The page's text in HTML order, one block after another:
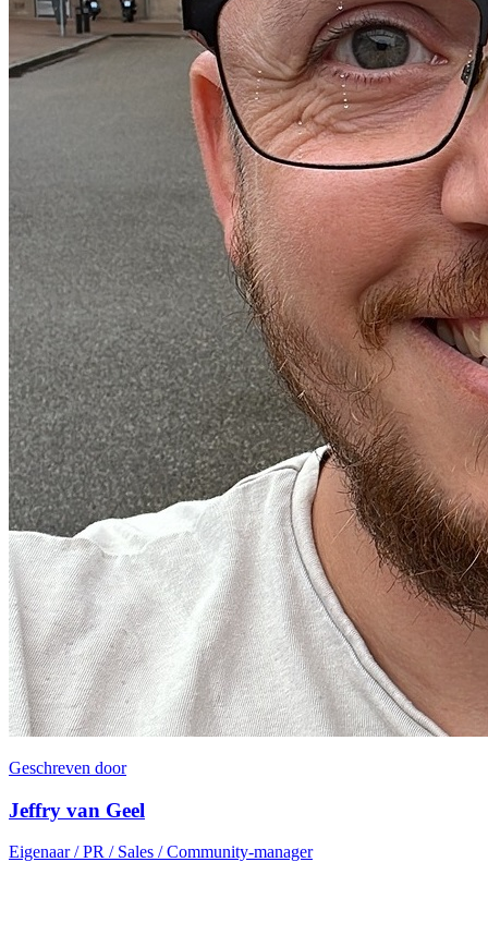
Geschreven door
Jeffry van Geel
Eigenaar / PR / Sales / Community-manager